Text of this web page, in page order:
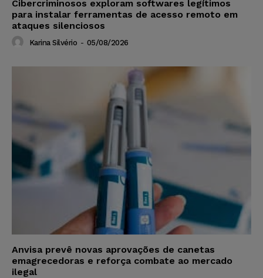
Cibercriminosos exploram softwares legítimos
para instalar ferramentas de acesso remoto em
ataques silenciosos
Karina Silvério - 05/08/2026
Anvisa prevê novas aprovações de canetas
emagrecedoras e reforça combate ao mercado
ilegal